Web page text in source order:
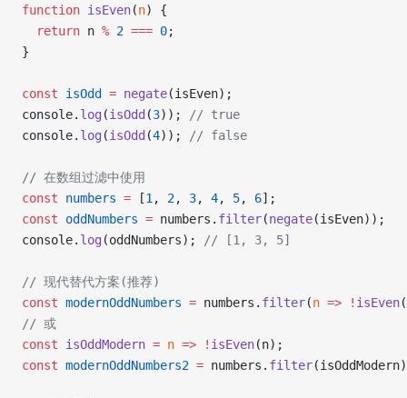
function isEven(n) {
  return
n % 2 === 0;
}
const isOdd = negate(isEven);
console. log (isOdd (3));
// true
console. log (isOdd (4)); // false
// 在数组过滤中使用
const numbers = [1 , 2, 3, 4, 5, 6];
const oddNumbers = numbers. filter(negate(isEven));
console. log (oddNumbers); // [1, 3, 5]
// 现代替代方案(推荐)
const modernOddNumbers = numbers. filter(n => ! isEven
// 或
const isOddModern = n => ! isEven(n);
const modernOddNumbers2 = numbers. filter